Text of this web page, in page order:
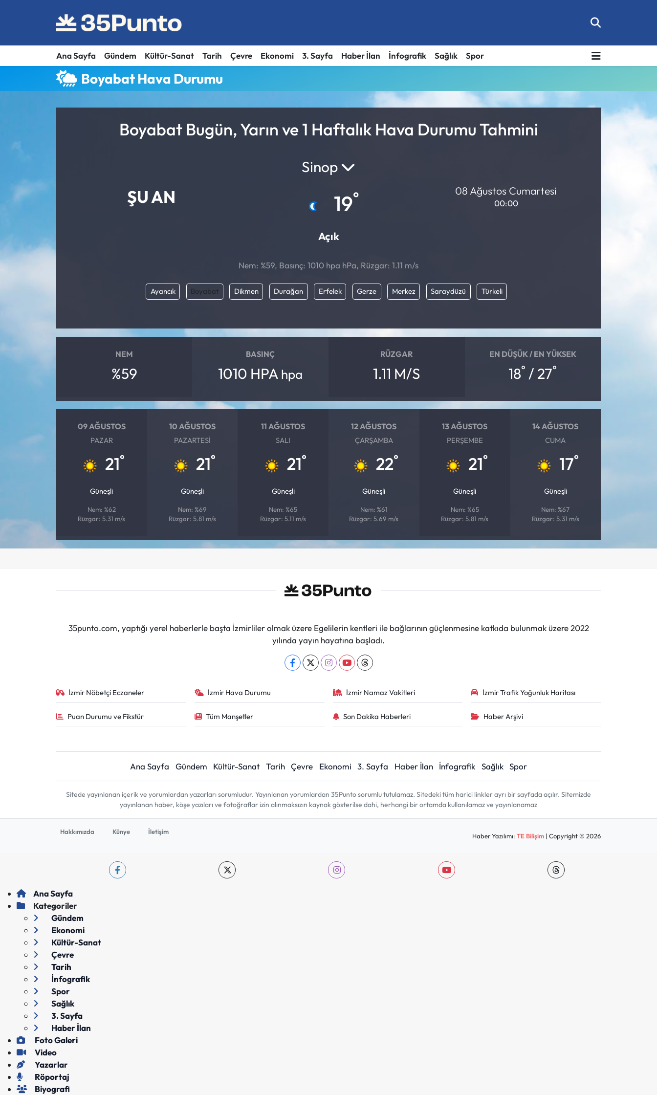
Ana Sayfa Gündem Kültür-Sanat Tarih Çevre Ekonomi 3. Sayfa Haber İlan İnfografik Sağlık Spor
Boyabat Hava Durumu
Boyabat Bugün, Yarın ve 1 Haftalık Hava Durumu Tahmini
ŞU AN
Sinop
19°
Açık
08 Ağustos Cumartesi
00:00
Nem: %59, Basınç: 1010 hpa hPa, Rüzgar: 1.11 m/s
Ayancık Boyabat Dikmen Durağan Erfelek Gerze Merkez Saraydüzü Türkeli
NEM
%59
BASINÇ
1010 HPA hpa
RÜZGAR
1.11 M/S
EN DÜŞÜK / EN YÜKSEK
18° / 27°
09 AĞUSTOS
PAZAR
21°
Güneşli
Nem: %62
Rüzgar: 5.31 m/s
10 AĞUSTOS
PAZARTESI
21°
Güneşli
Nem: %69
Rüzgar: 5.81 m/s
11 AĞUSTOS
SALI
21°
Güneşli
Nem: %65
Rüzgar: 5.11 m/s
12 AĞUSTOS
ÇARŞAMBA
22°
Güneşli
Nem: %61
Rüzgar: 5.69 m/s
13 AĞUSTOS
PERŞEMBE
21°
Güneşli
Nem: %65
Rüzgar: 5.81 m/s
14 AĞUSTOS
CUMA
17°
Güneşli
Nem: %67
Rüzgar: 5.31 m/s
35punto.com, yaptığı yerel haberlerle başta İzmirliler olmak üzere Egelilerin kentleri ile bağlarının güçlenmesine katkıda bulunmak üzere 2022
yılında yayın hayatına başladı.
İzmir Nöbetçi Eczaneler İzmir Hava Durumu İzmir Namaz Vakitleri İzmir Trafik Yoğunluk Haritası
Puan Durumu ve Fikstür Tüm Manşetler Son Dakika Haberleri Haber Arşivi
Ana Sayfa Gündem Kültür-Sanat Tarih Çevre Ekonomi 3. Sayfa Haber İlan İnfografik Sağlık Spor
Sitede yayınlanan içerik ve yorumlardan yazarları sorumludur. Yayınlanan yorumlardan 35Punto sorumlu tutulamaz. Sitedeki tüm harici linkler ayrı bir sayfada açılır. Sitemizde
yayınlanan haber, köşe yazıları ve fotoğraflar izin alınmaksızın kaynak gösterilse dahi, herhangi bir ortamda kullanılamaz ve yayınlanamaz
Hakkımızda Künye İletişim
Haber Yazılımı:TE Bilişim | Copyright © 2026
Ana Sayfa
Kategoriler
Gündem
Ekonomi
Kültür-Sanat
Çevre
Tarih
İnfografik
Spor
Sağlık
3. Sayfa
Haber İlan
Foto Galeri
Video
Yazarlar
Röportaj
Biyografi